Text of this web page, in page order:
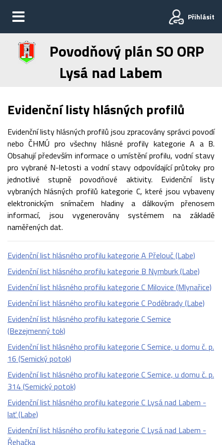
Přihlásit
Povodňový plán SO ORP
Lysá nad Labem
Evidenční listy hlásných profilů
Evidenční listy hlásných profilů jsou zpracovány správci povodí
nebo ČHMÚ pro všechny hlásné profily kategorie A a B.
Obsahují především informace o umístění profilu, vodní stavy
pro vybrané N-letosti a vodní stavy odpovídající průtoky pro
jednotlivé stupně povodňové aktivity. Evidenční listy
vybraných hlásných profilů kategorie C, které jsou vybaveny
elektronickým snímačem hladiny a dálkovým přenosem
informací, jsou vygenerovány systémem na základě
naměřených dat.
Evidenční list hlásného profilu kategorie A Přelouč (Labe)
Evidenční list hlásného profilu kategorie B Nymburk (Labe)
Evidenční list hlásného profilu kategorie C Milovice (Mlynařice)
Evidenční list hlásného profilu kategorie C Poděbrady (Labe)
Evidenční list hlásného profilu kategorie C Semice
(Bezejmenný tok)
Evidenční list hlásného profilu kategorie C Semice, u domu č. p.
16 (Semický potok)
Evidenční list hlásného profilu kategorie C Semice, u domu č. p.
314 (Semický potok)
Evidenční list hlásného profilu kategorie C Lysá nad Labem -
lať (Labe)
Evidenční list hlásného profilu kategorie C Lysá nad Labem -
Řehačka